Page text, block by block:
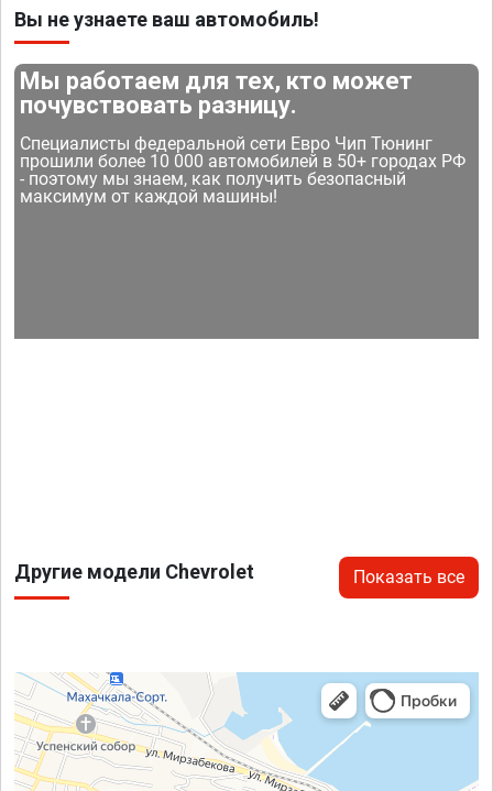
Вы не узнаете ваш автомобиль!
Мы работаем для тех, кто может
почувствовать разницу.
Специалисты федеральной сети Евро Чип Тюнинг
прошили более 10 000 автомобилей в 50+ городах РФ
- поэтому мы знаем, как получить безопасный
максимум от каждой машины!
Другие модели Chevrolet Показать все